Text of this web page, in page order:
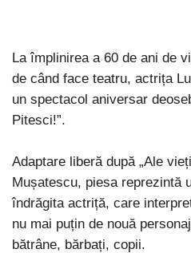
La împlinirea a 60 de ani de
de când face teatru, actrița
un spectacol aniversar
Pitesci!”.
Adaptare liberă după „Ale
Mușatescu, piesa reprezintă
îndrăgita actriță, care
nu mai puțin de nouă
bătrâne, bărbați, copii.